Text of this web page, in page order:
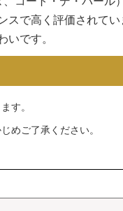
スで高く評価されて
いです。
す。
めご了承ください。